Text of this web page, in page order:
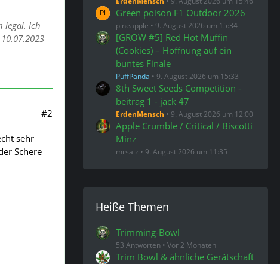
legal. Ich
#2
sehr
Schere
Green poison F1 Outdoor 2026
pineapple 9. August 2026 um 15:34
[GROW #5] Red Hot Muffin
(Cookies) – Hoffnung auf ein
buntes Finale
PuffPanda 9. August 2026 um 15:33
8th Sweet Seeds Competition -
beitrag 1 - jack 47
ErdenMensch 9. August 2026 um 12:00
Apple Crumble / Critical / Biscotti
Minz
mrsalz 9. August 2026 um 11:35
Heiße Themen
Trimming-Bowl
53 Antworten Vor 2 Monaten
Trim Bowl & ähnliche Gerätschaft